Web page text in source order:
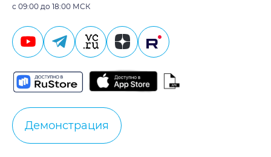
с 09:00 до 18:00 МСК
Демонстрация